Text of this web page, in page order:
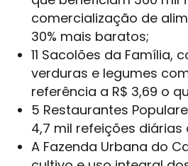
comercialização de
30% mais baratos;
11 Sacolões da Família,
verduras e legumes
referência a R$ 3,69 o
5 Restaurantes
4,7 mil refeições diárias
A Fazenda Urbana do